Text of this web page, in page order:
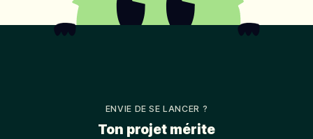
ENVIE DE SE LANCER ?
Ton projet mérite